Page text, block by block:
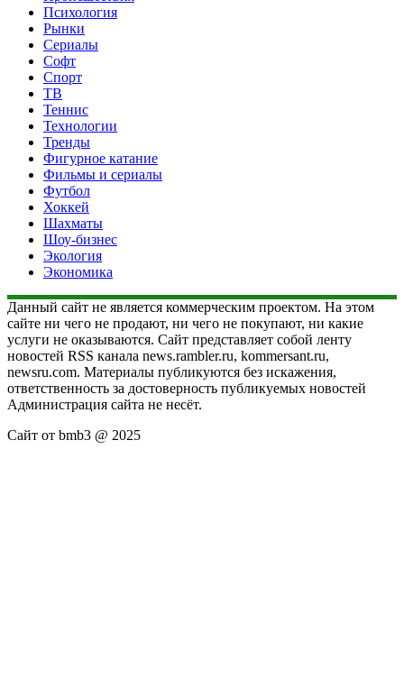
Психология
Рынки
Сериалы
Софт
Спорт
ТВ
Теннис
Технологии
Тренды
Фигурное катание
Фильмы и сериалы
Футбол
Хоккей
Шахматы
Шоу-бизнес
Экология
Экономика
Данный сайт не является коммерческим проектом. На этом
сайте ни чего не продают, ни чего не покупают, ни какие
услуги не оказываются. Сайт представляет собой ленту
новостей RSS канала news.rambler.ru, kommersant.ru,
newsru.com. Материалы публикуются без искажения,
ответственность за достоверность публикуемых новостей
Администрация сайта не несёт.
Сайт от bmb3 @ 2025